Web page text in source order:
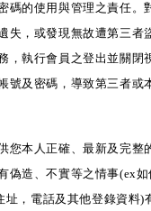
碼的使用與管理之責任。
失，或發現無故遭第三者
，執行會員之登出並關閉
號及密碼，導致第三者或
您本人正確、最新及完整
偽造、不實等之情事(ex
址，電話及其他登錄資料